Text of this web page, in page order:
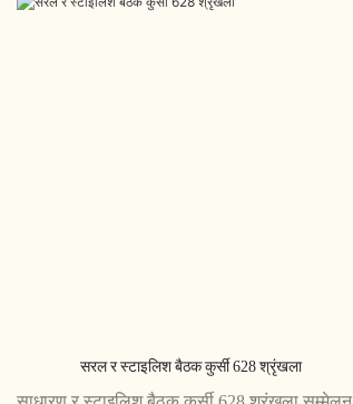
सरल र स्टाइलिश बैठक कुर्सी 628 श्रृंखला